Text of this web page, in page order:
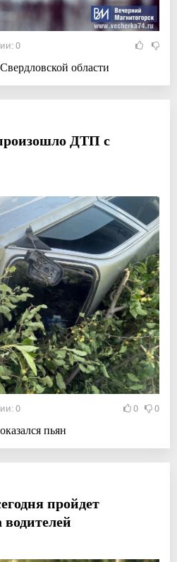
0
области
ДТП с
0 0 0
пьян
пройдет